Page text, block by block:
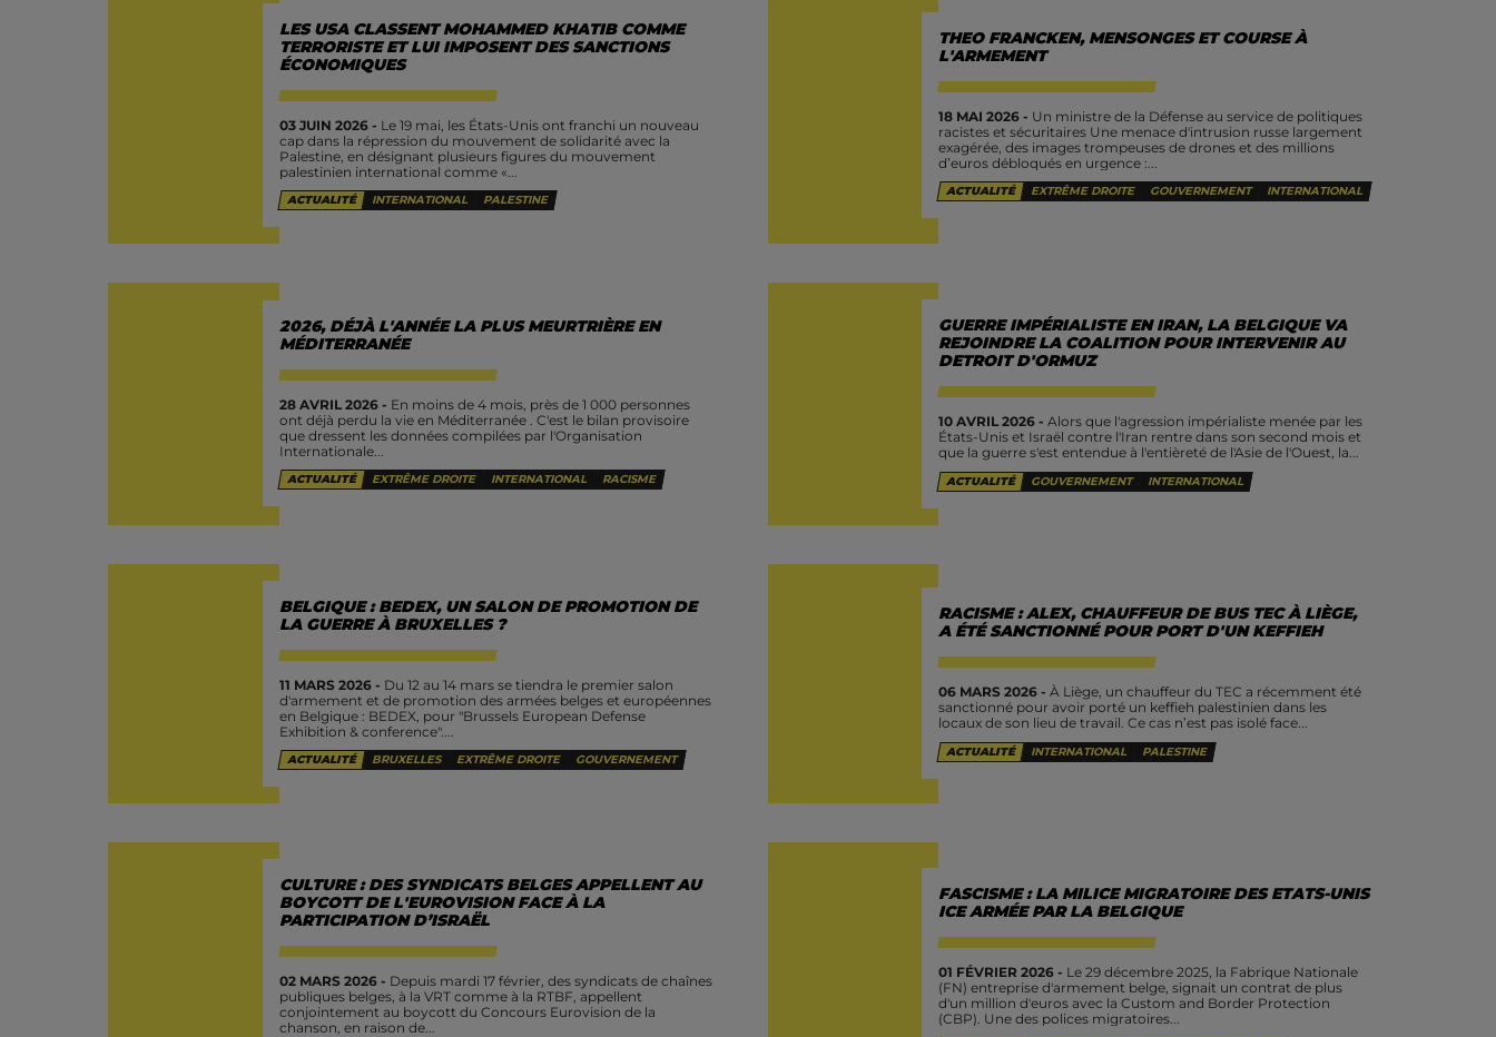
LES USA CLASSENT MOHAMMED KHATIB COMME
TERRORISTE ET LUI IMPOSENT DES SANCTIONS
ÉCONOMIQUES
03 JUIN 2026 - Le 19 mai, les États-Unis ont franchi un nouveau
cap dans la répression du mouvement de solidarité avec la
Palestine, en désignant plusieurs figures du mouvement
palestinien international comme «...
ACTUALITÉ INTERNATIONAL PALESTINE
THEO FRANCKEN, MENSONGES ET COURSE À
L'ARMEMENT
18 MAI 2026 - Un ministre de la Défense au service de politiques
racistes et sécuritaires Une menace d'intrusion russe largement
exagérée, des images trompeuses de drones et des millions
d’euros débloqués en urgence :...
ACTUALITÉ EXTRÊME DROITE GOUVERNEMENT INTERNATIONAL
2026, DÉJÀ L'ANNÉE LA PLUS MEURTRIÈRE EN
MÉDITERRANÉE
28 AVRIL 2026 - En moins de 4 mois, près de 1 000 personnes
ont déjà perdu la vie en Méditerranée . C'est le bilan provisoire
que dressent les données compilées par l'Organisation
Internationale...
ACTUALITÉ EXTRÊME DROITE INTERNATIONAL RACISME
GUERRE IMPÉRIALISTE EN IRAN, LA BELGIQUE VA
REJOINDRE LA COALITION POUR INTERVENIR AU
DETROIT D'ORMUZ
10 AVRIL 2026 - Alors que l'agression impérialiste menée par les
États-Unis et Israël contre l'Iran rentre dans son second mois et
que la guerre s'est entendue à l'entièreté de l'Asie de l'Ouest, la...
ACTUALITÉ GOUVERNEMENT INTERNATIONAL
BELGIQUE : BEDEX, UN SALON DE PROMOTION DE
LA GUERRE À BRUXELLES ?
11 MARS 2026 - Du 12 au 14 mars se tiendra le premier salon
d'armement et de promotion des armées belges et européennes
en Belgique : BEDEX, pour "Brussels European Defense
Exhibition & conference"....
ACTUALITÉ BRUXELLES EXTRÊME DROITE GOUVERNEMENT
RACISME : ALEX, CHAUFFEUR DE BUS TEC À LIÈGE,
A ÉTÉ SANCTIONNÉ POUR PORT D'UN KEFFIEH
06 MARS 2026 - À Liège, un chauffeur du TEC a récemment été
sanctionné pour avoir porté un keffieh palestinien dans les
locaux de son lieu de travail. Ce cas n’est pas isolé face...
ACTUALITÉ INTERNATIONAL PALESTINE
CULTURE : DES SYNDICATS BELGES APPELLENT AU
BOYCOTT DE L'EUROVISION FACE À LA
PARTICIPATION D’ISRAËL
02 MARS 2026 - Depuis mardi 17 février, des syndicats de chaînes
publiques belges, à la VRT comme à la RTBF, appellent
conjointement au boycott du Concours Eurovision de la
chanson, en raison de...
FASCISME : LA MILICE MIGRATOIRE DES ETATS-UNIS
ICE ARMÉE PAR LA BELGIQUE
01 FÉVRIER 2026 - Le 29 décembre 2025, la Fabrique Nationale
(FN) entreprise d'armement belge, signait un contrat de plus
d'un million d'euros avec la Custom and Border Protection
(CBP). Une des polices migratoires...